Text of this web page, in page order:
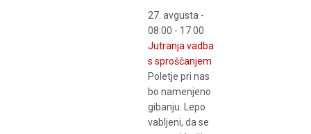
27. avgusta -
08:00 - 17:00
Jutranja vadba
s sproščanjem
Poletje pri nas
bo namenjeno
gibanju. Lepo
vabljeni, da se